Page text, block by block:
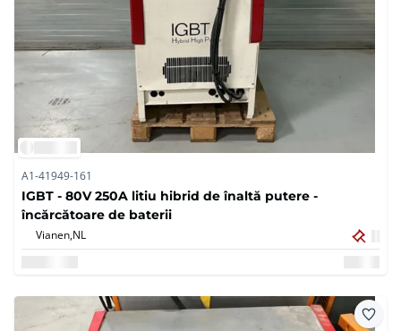
A1-41949-161
IGBT - 80V 250A litiu hibrid de înaltă putere -
încărcătoare de baterii
Vianen,NL